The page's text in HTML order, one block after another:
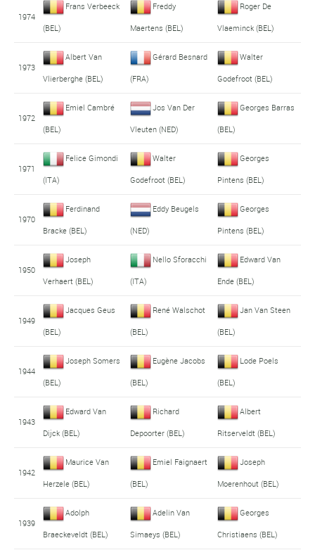
1974
Frans Verbeeck
(BEL)
Freddy
Maertens (BEL)
Roger De
Vlaeminck (BEL)
1973
Albert Van
Vlierberghe (BEL)
Gérard Besnard
(FRA)
Walter
Godefroot (BEL)
1972
Emiel Cambré
(BEL)
Jos Van Der
Vleuten (NED)
Georges Barras
(BEL)
1971
Felice Gimondi
(ITA)
Walter
Godefroot (BEL)
Georges
Pintens (BEL)
1970
Ferdinand
Bracke (BEL)
Eddy Beugels
(NED)
Georges
Pintens (BEL)
1950
Joseph
Verhaert (BEL)
Nello Sforacchi
(ITA)
Edward Van
Ende (BEL)
1949
Jacques Geus
(BEL)
René Walschot
(BEL)
Jan Van Steen
(BEL)
1944
Joseph Somers
(BEL)
Eugène Jacobs
(BEL)
Lode Poels
(BEL)
1943
Edward Van
Dijck (BEL)
Richard
Depoorter (BEL)
Albert
Ritserveldt (BEL)
1942
Maurice Van
Herzele (BEL)
Emiel Faignaert
(BEL)
Joseph
Moerenhout (BEL)
1939
Adolph
Braeckeveldt (BEL)
Adelin Van
Simaeys (BEL)
Georges
Christiaens (BEL)